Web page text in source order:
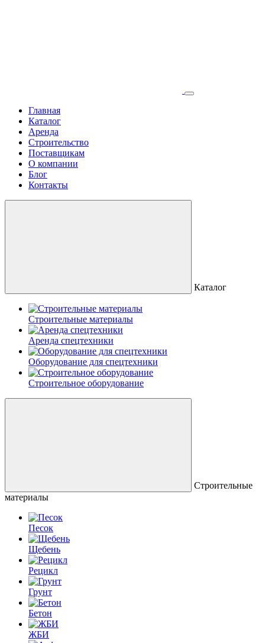
Главная
Каталог
Аренда
Строительство
Поставщикам
О компании
Блог
Контакты
Каталог
Строительные материалы
Аренда спецтехники
Оборудование для спецтехники
Строительное оборудование
Строительные
материалы
Песок
Щебень
Рецикл
Грунт
Бетон
ЖБИ